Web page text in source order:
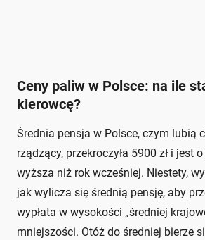
Ceny paliw w Polsce: na ile
kierowcę?
Średnia pensja w Polsce, czym lubią
rządzący, przekroczyła 5900 zł i jest
wyższa niż rok wcześniej. Niestety,
jak wylicza się średnią pensję, aby
wypłata w wysokości „średniej
mniejszości. Otóż do średniej bierze